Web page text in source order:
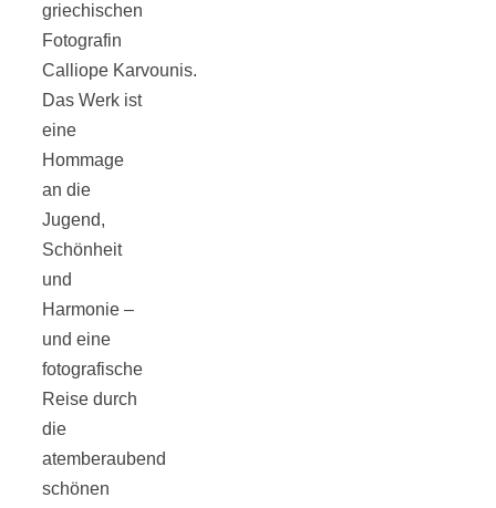
griechischen
Fotografin
Calliope Karvounis.
Das Werk ist
eine
Hommage
an die
Jugend,
Schönheit
und
Harmonie –
und eine
fotografische
Reise durch
die
atemberaubend
schönen